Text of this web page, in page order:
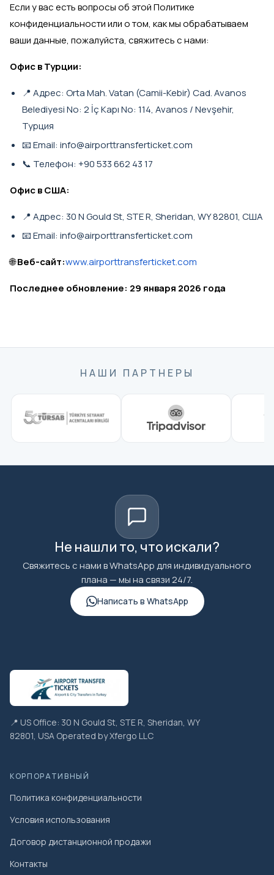
Если у вас есть вопросы об этой Политике
конфиденциальности или о том, как мы обрабатываем
ваши данные, пожалуйста, свяжитесь с нами:
Офис в Турции:
📍 Адрес: Orta Mah. Vatan (Camii-Kebir) Cad. Avanos
Belediyesi No: 2 İç Kapı No: 114, Avanos / Nevşehir,
Турция
📧 Email: info@airporttransferticket.com
📞 Телефон: +90 533 662 43 17
Офис в США:
📍 Адрес: 30 N Gould St, STE R, Sheridan, WY 82801, США
📧 Email: info@airporttransferticket.com
🌐Веб-сайт:www.airporttransferticket.com
Последнее обновление: 29 января 2026 года
НАШИ ПАРТНЕРЫ
Не нашли то, что искали?
Свяжитесь с нами в WhatsApp для индивидуального
плана — мы на связи 24/7.
Написать в WhatsApp
📍 US Office: 30 N Gould St, STE R, Sheridan, WY
82801, USA Operated by Xfergo LLC
КОРПОРАТИВНЫЙ
Политика конфиденциальности
Условия использования
Договор дистанционной продажи
Контакты